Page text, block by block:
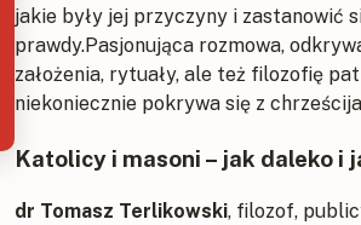
jakie były jej przyczyny i zastanowić
prawdy.Pasjonująca rozmowa,
założenia, rytuały, ale też filozofię
niekoniecznie pokrywa się z
Katolicy i masoni – jak daleko i
dr Tomasz Terlikowski, filozof,